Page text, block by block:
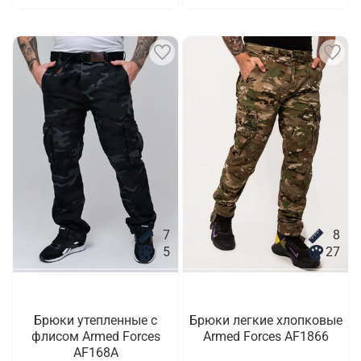
7
5
Брюки утепленные с
флисом Armed Forces
AF168A
8
27
Брюки легкие хлопковые
Armed Forces AF1866